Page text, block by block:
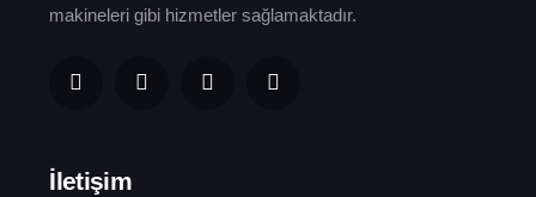
makineleri gibi hizmetler sağlamaktadır.
İletişim